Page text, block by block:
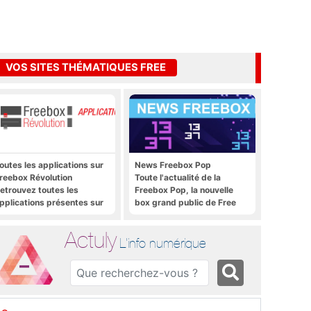
VOS SITES THÉMATIQUES FREE
les applications sur
Révolution
toutes les
présentes sur
News Freebox Pop
Toute l'actualité de la
Freebox Pop, la nouvelle
box grand public de Free
Actuly L'info numérique